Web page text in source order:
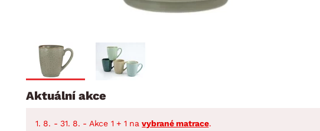
Aktuální akce
1. 8. - 31. 8. - Akce 1 + 1 navybrané matrace.